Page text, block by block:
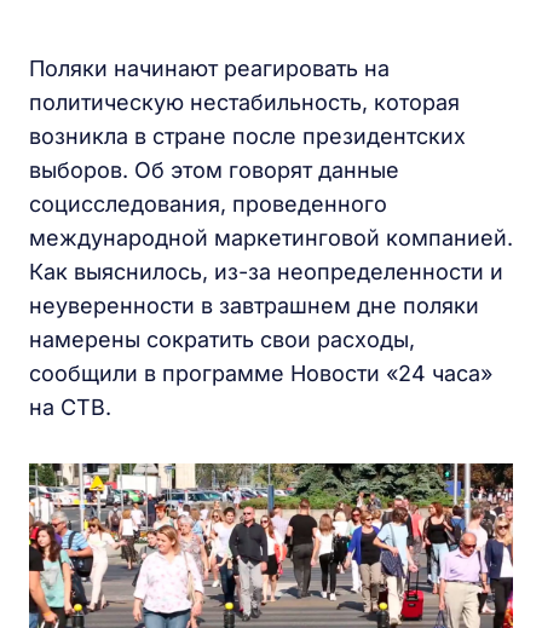
Поляки начинают реагировать на
политическую нестабильность, которая
возникла в стране после президентских
выборов. Об этом говорят данные
социсследования, проведенного
международной маркетинговой компанией.
Как выяснилось, из-за неопределенности и
неуверенности в завтрашнем дне поляки
намерены сократить свои расходы,
сообщили в программе Новости «24 часа»
на СТВ.